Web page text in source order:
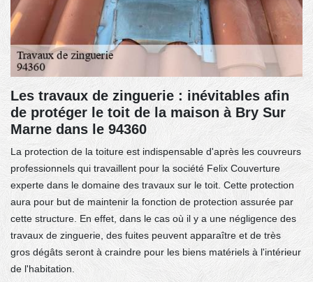
Les travaux de zinguerie : inévitables afin
de protéger le toit de la maison à Bry Sur
Marne dans le 94360
La protection de la toiture est indispensable d'après les couvreurs
professionnels qui travaillent pour la société Felix Couverture
experte dans le domaine des travaux sur le toit. Cette protection
aura pour but de maintenir la fonction de protection assurée par
cette structure. En effet, dans le cas où il y a une négligence des
travaux de zinguerie, des fuites peuvent apparaître et de très
gros dégâts seront à craindre pour les biens matériels à l'intérieur
de l'habitation.